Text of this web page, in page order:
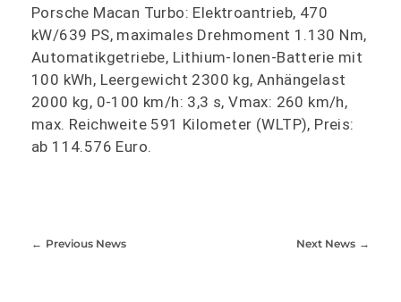
Porsche Macan Turbo: Elektroantrieb, 470
kW/639 PS, maximales Drehmoment 1.130 Nm,
Automatikgetriebe, Lithium-Ionen-Batterie mit
100 kWh, Leergewicht 2300 kg, Anhängelast
2000 kg, 0-100 km/h: 3,3 s, Vmax: 260 km/h,
max. Reichweite 591 Kilometer (WLTP), Preis:
ab 114.576 Euro.
Previous News Next News